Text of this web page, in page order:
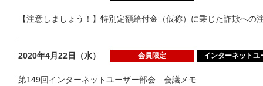
【注意しましょう！】特別定額給付金（仮称）に乗じた詐欺への
2020年4月22日（水） 会員限定 インターネットユ
第149回インターネットユーザー部会 会議メモ